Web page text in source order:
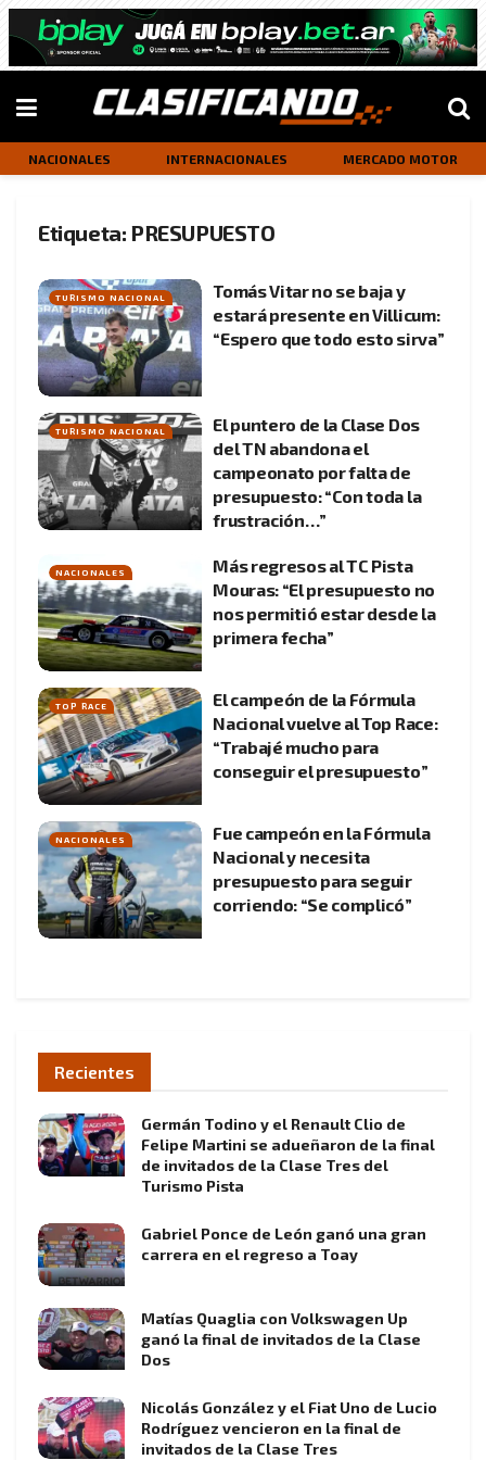
NACIONALES INTERNACIONALES MERCADO MOTOR
Etiqueta: PRESUPUESTO
TURISMO NACIONAL
Tomás Vitar no se baja y
estará presente en Villicum:
“Espero que todo esto sirva”
TURISMO NACIONAL
El puntero de la Clase Dos
del TN abandona el
campeonato por falta de
presupuesto: “Con toda la
frustración…”
NACIONALES
Más regresos al TC Pista
Mouras: “El presupuesto no
nos permitió estar desde la
primera fecha”
TOP RACE
El campeón de la Fórmula
Nacional vuelve al Top Race:
“Trabajé mucho para
conseguir el presupuesto”
NACIONALES
Fue campeón en la Fórmula
Nacional y necesita
presupuesto para seguir
corriendo: “Se complicó”
Recientes
Germán Todino y el Renault Clio de
Felipe Martini se adueñaron de la final
de invitados de la Clase Tres del
Turismo Pista
Gabriel Ponce de León ganó una gran
carrera en el regreso a Toay
Matías Quaglia con Volkswagen Up
ganó la final de invitados de la Clase
Dos
Nicolás González y el Fiat Uno de Lucio
Rodríguez vencieron en la final de
invitados de la Clase Tres